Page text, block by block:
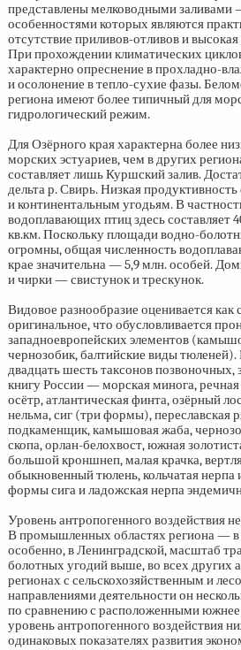
представлены мелководными
особенностями которых являются
отсутствие приливов-отливов и
При прохождении климатических
характерно опреснение в прохладно-
и осолонение в тепло-сухие фазы.
региона имеют более типичный для
гидрологический режим.
Для Озёрного края характерна более
морских эстуариев, чем в других
составляет лишь Куршский залив.
дельта р. Свирь. Низкая продуктивность
и континентальным угодьям. В
водоплавающих птиц здесь составляет
кв.км. Поскольку площади водно-
огромны, общая численность
крае значительна — 5,9 млн. особей.
и чирки — свистунок и трескунок.
Видовое разнообразие оценивается как
оригинальное, что обусловливается
западноевропейских элементов
чернозобик, балтийские виды
двадцать шесть таксонов
книгу России — морская минога,
осётр, атлантическая финта, озёрный
нельма, сиг (три формы), переславская
подкаменщик, камышовая жаба,
скопа, орлан-белохвост, южная
большой кроншнеп, малая крачка,
обыкновенный тюлень, кольчатая нерпа
формы сига и ладожская нерпа
Уровень антропогенного воздействия
В промышленных областях региона — в
особенно, в Ленинградской, масштаб
болотных угодий выше, во всех других
регионах с сельскохозяйственным и
направлениями деятельности он
по сравнению с расположенными
уровень антропогенного воздействия
одинаковых показателях развития